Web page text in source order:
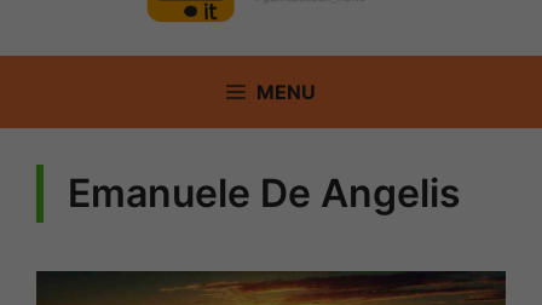
MENU
Emanuele De Angelis